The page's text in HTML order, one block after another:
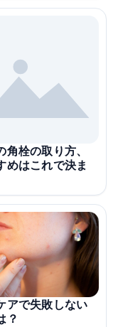
角栓の取り方、
めはこれで決ま
アで失敗しない
？